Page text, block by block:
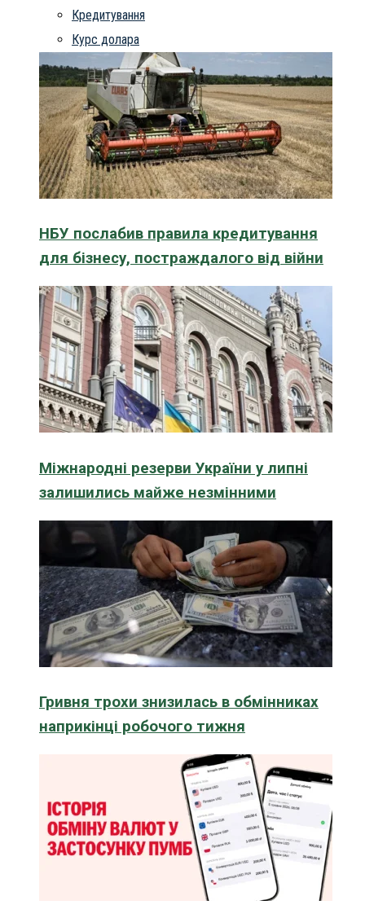
Кредитування
Курс долара
НБУ послабив правила кредитування
для бізнесу, постраждалого від війни
Міжнародні резерви України у липні
залишились майже незмінними
Гривня трохи знизилась в обмінниках
наприкінці робочого тижня